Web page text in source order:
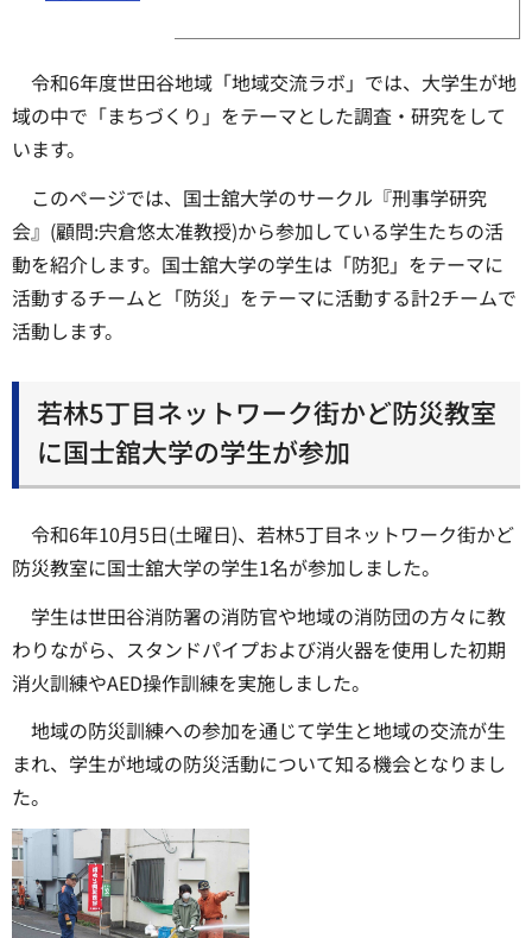
令和6年度世田谷地域「地域交流ラボ」では、大学生が地
域の中で「まちづくり」をテーマとした調査・研究をして
います。
このページでは、国士舘大学のサークル『刑事学研究
会』(顧問:宍倉悠太准教授)から参加している学生たちの活
動を紹介します。国士舘大学の学生は「防犯」をテーマに
活動するチームと「防災」をテーマに活動する計2チームで
活動します。
若林5丁目ネットワーク街かど防災教室
に国士舘大学の学生が参加
令和6年10月5日(土曜日)、若林5丁目ネットワーク街かど
防災教室に国士舘大学の学生1名が参加しました。
学生は世田谷消防署の消防官や地域の消防団の方々に教
わりながら、スタンドパイプおよび消火器を使用した初期
消火訓練やAED操作訓練を実施しました。
地域の防災訓練への参加を通じて学生と地域の交流が生
まれ、学生が地域の防災活動について知る機会となりまし
た。